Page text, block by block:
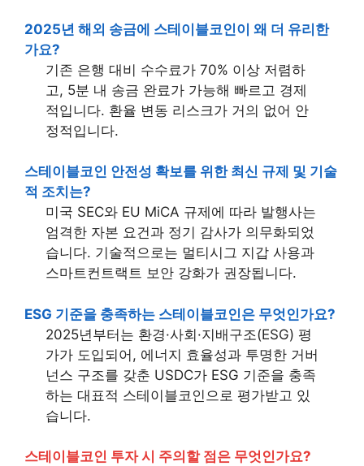
2025년 해외 송금에 스테이블코인이 왜 더 유리한
가요?
기존 은행 대비 수수료가 70% 이상 저렴하
고, 5분 내 송금 완료가 가능해 빠르고 경제
적입니다. 환율 변동 리스크가 거의 없어 안
정적입니다.
스테이블코인 안전성 확보를 위한 최신 규제 및 기술
적 조치는?
미국 SEC와 EU MiCA 규제에 따라 발행사는
엄격한 자본 요건과 정기 감사가 의무화되었
습니다. 기술적으로는 멀티시그 지갑 사용과
스마트컨트랙트 보안 강화가 권장됩니다.
ESG 기준을 충족하는 스테이블코인은 무엇인가요?
2025년부터는 환경·사회·지배구조(ESG) 평
가가 도입되어, 에너지 효율성과 투명한 거버
넌스 구조를 갖춘 USDC가 ESG 기준을 충족
하는 대표적 스테이블코인으로 평가받고 있
습니다.
스테이블코인 투자 시 주의할 점은 무엇인가요?